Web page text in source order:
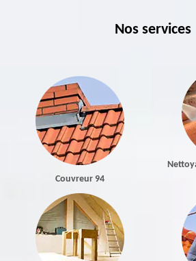
Nos services
Couvreur 94